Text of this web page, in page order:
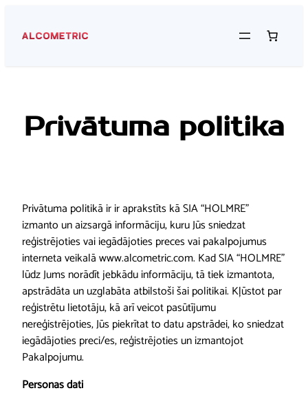
Privātuma politika
Privātuma politikā ir ir aprakstīts kā SIA “HOLMRE”
izmanto un aizsargā informāciju, kuru Jūs sniedzat
reģistrējoties vai iegādājoties preces vai pakalpojumus
interneta veikalā www.alcometric.com. Kad SIA “HOLMRE”
lūdz Jums norādīt jebkādu informāciju, tā tiek izmantota,
apstrādāta un uzglabāta atbilstoši šai politikai. Kļūstot par
reģistrētu lietotāju, kā arī veicot pasūtījumu
nereģistrējoties, Jūs piekrītat to datu apstrādei, ko sniedzat
iegādājoties preci/es, reģistrējoties un izmantojot
Pakalpojumu.
Personas dati